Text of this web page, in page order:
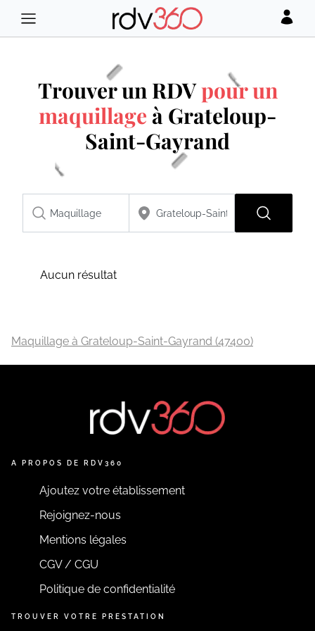
Trouver un RDVpour un
maquillage à Grateloup-
Saint-Gayrand
Aucun résultat
Maquillage à Grateloup-Saint-Gayrand (47400)
A PROPOS DE RDV360
Ajoutez votre établissement
Rejoignez-nous
Mentions légales
CGV / CGU
Politique de confidentialité
TROUVER VOTRE PRESTATION